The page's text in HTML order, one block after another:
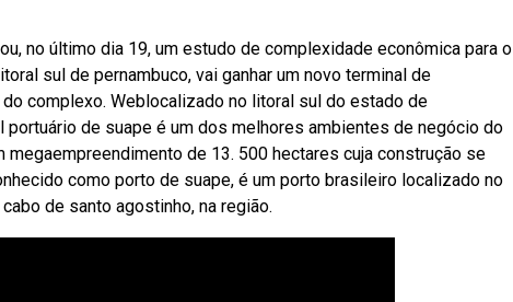
no último dia 19, um estudo de complexidade econômica para o
sul de pernambuco, vai ganhar um novo terminal de
complexo. Weblocalizado no litoral sul do estado de
de suape é um dos melhores ambientes de negócio do
de 13. 500 hectares cuja construção se
como porto de suape, é um porto brasileiro localizado no
de santo agostinho, na região.